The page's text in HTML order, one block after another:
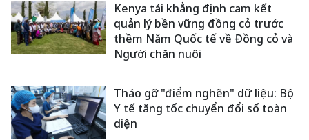
Kenya tái khẳng định cam kết
quản lý bền vững đồng cỏ trước
thềm Năm Quốc tế về Đồng cỏ và
Người chăn nuôi
Tháo gỡ "điểm nghẽn" dữ liệu: Bộ
Y tế tăng tốc chuyển đổi số toàn
diện